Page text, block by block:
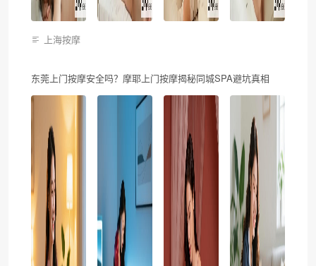
上海按摩
东莞上门按摩安全吗？摩耶上门按摩揭秘同城SPA避坑真相